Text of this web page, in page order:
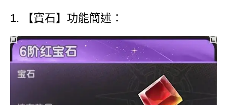
1. 【寶石】功能簡述：